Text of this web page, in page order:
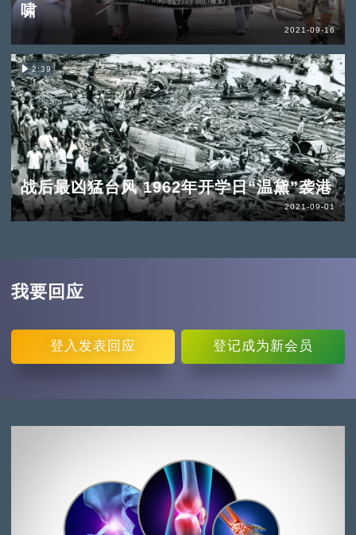
啸
2021-09-16
2:39
战后最凶猛台风 1962年开学日“温黛”袭港
2021-09-01
我要回应
登入 发表回应 登记成为新会员